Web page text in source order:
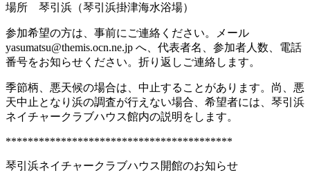
場所 琴引浜（琴引浜掛津海水浴場）
参加希望の方は、事前にご連絡ください。メール
yasumatsu@themis.ocn.ne.jp へ、代表者名、参加者人数、電話
番号をお知らせください。折り返しご連絡します。
季節柄、悪天候の場合は、中止することがあります。尚、悪
天中止となり浜の調査が行えない場合、希望者には、琴引浜
ネイチャークラブハウス館内の説明をします。
*****************************************
琴引浜ネイチャークラブハウス開館のお知らせ